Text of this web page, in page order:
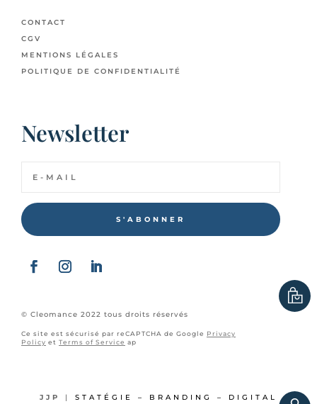
CONTACT
CGV
MENTIONS LÉGALES
POLITIQUE DE CONFIDENTIALITÉ
Newsletter
S'ABONNER
© Cleomance 2022 tous droits réservés
Ce site est sécurisé par reCAPTCHA de Google Privacy
Policy et Terms of Service ap
JJP | STATÉGIE – BRANDING – DIGITAL